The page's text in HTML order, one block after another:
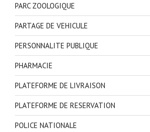
PARC ZOOLOGIQUE
PARTAGE DE VEHICULE
PERSONNALITE PUBLIQUE
PHARMACIE
PLATEFORME DE LIVRAISON
PLATEFORME DE RESERVATION
POLICE NATIONALE